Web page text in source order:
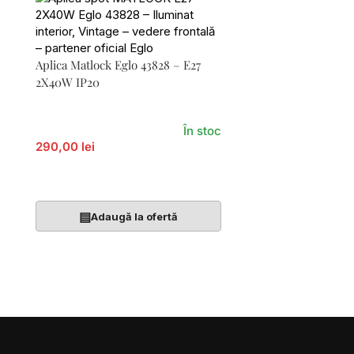
Aplica Matlock Eglo 43828 – E27
2X40W IP20
290,00 lei
În stoc
▤Adaugă la ofertă